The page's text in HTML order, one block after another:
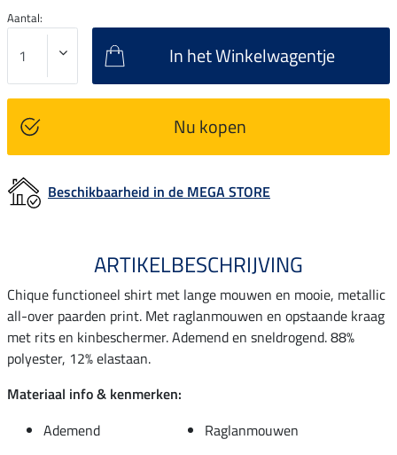
Aantal:
In het Winkelwagentje
Nu kopen
Beschikbaarheid in de MEGA STORE
ARTIKELBESCHRIJVING
Chique functioneel shirt met lange mouwen en mooie, metallic
all-over paarden print. Met raglanmouwen en opstaande kraag
met rits en kinbeschermer. Ademend en sneldrogend. 88%
polyester, 12% elastaan.
Materiaal info & kenmerken:
Ademend
Raglanmouwen